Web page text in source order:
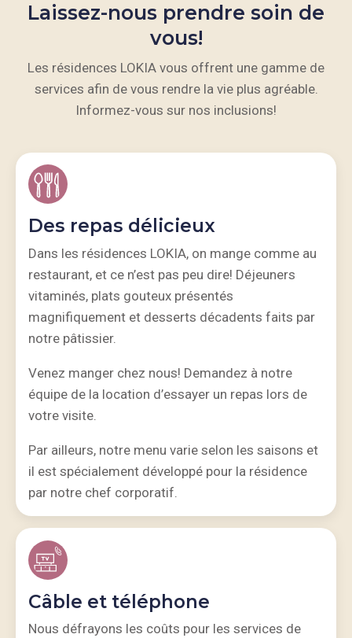
Laissez-nous prendre soin de
vous!
Les résidences LOKIA vous offrent une gamme de
services afin de vous rendre la vie plus agréable.
Informez-vous sur nos inclusions!
Des repas délicieux
Dans les résidences LOKIA, on mange comme au
restaurant, et ce n’est pas peu dire! Déjeuners
vitaminés, plats gouteux présentés
magnifiquement et desserts décadents faits par
notre pâtissier.
Venez manger chez nous! Demandez à notre
équipe de la location d’essayer un repas lors de
votre visite.
Par ailleurs, notre menu varie selon les saisons et
il est spécialement développé pour la résidence
par notre chef corporatif.
Câble et téléphone
Nous défrayons les coûts pour les services de